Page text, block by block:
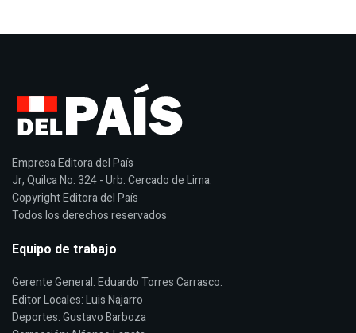
Empresa Editora del País
Jr, Quilca No. 324 - Urb. Cercado de Lima.
Copyright Editora del País
Todos los derechos reservados
Equipo de trabajo
Gerente General: Eduardo Torres Carrasco.
Editor Locales: Luis Najarro
Deportes: Gustavo Barboza